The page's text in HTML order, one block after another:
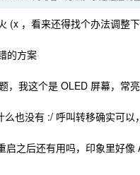
(x ，看来还得找个办法调整
的方案
，我这个是 OLED 屏幕，常
么也没有 :/ 呼叫转移确实可
启之后还有用吗，印象里好